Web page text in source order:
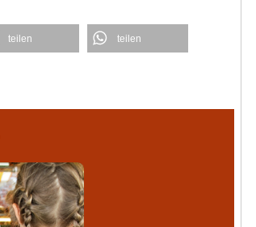
teilen teilen